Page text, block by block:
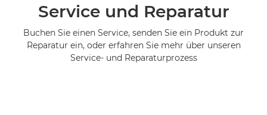
Service und Reparatur
Buchen Sie einen Service, senden Sie ein Produkt zur
Reparatur ein, oder erfahren Sie mehr über unseren
Service- und Reparaturprozess